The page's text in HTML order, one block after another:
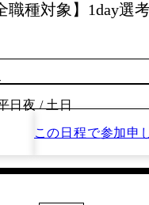
職種対象】1day選
日夜 / 土日
この日程で参加申